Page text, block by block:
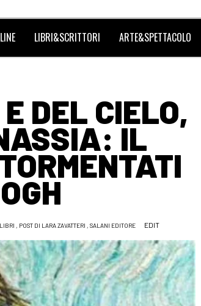
LIBRI&SCRITTORI ARTE&SPETTACOLO
DEL CIELO,
IL
LIBRI , POST DI LARA ZAVATTERI , SALANI EDITORE EDIT